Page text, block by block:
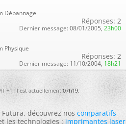
Dépannage
Réponses: 2
Dernier message: 08/01/2005, 23h00
Physique
Réponses: 2
Dernier message: 11/10/2004, 18h21
+1. Il est actuellement07h19.
découvrez noscomparatifs
les technologies :imprimantes laser